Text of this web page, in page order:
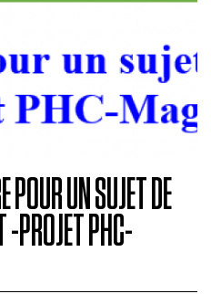
POUR UN SUJET DE
-PROJET PHC-